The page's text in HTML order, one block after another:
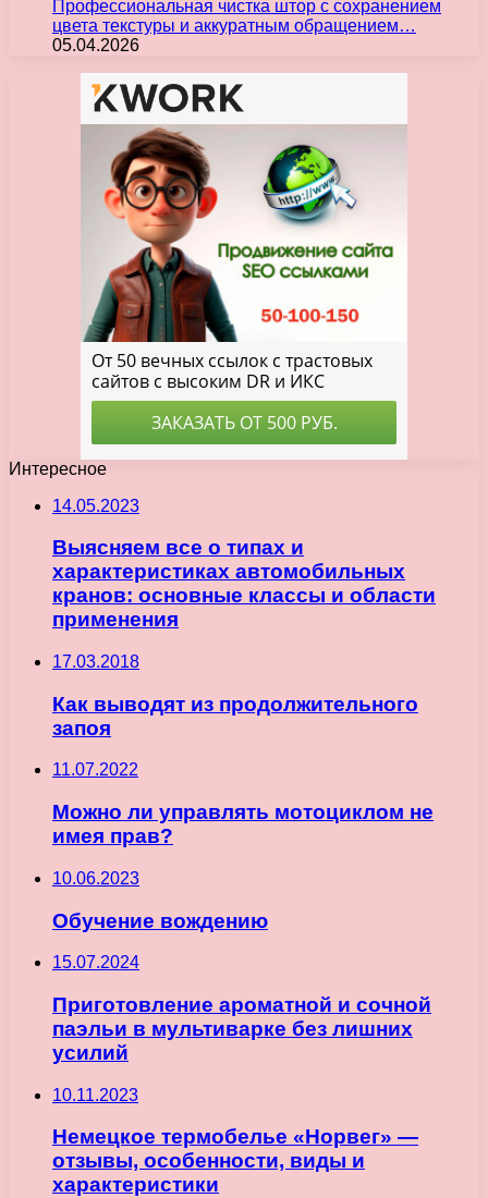
Профессиональная чистка штор с сохранением
цвета текстуры и аккуратным обращением…
05.04.2026
Интересное
14.05.2023
Выясняем все о типах и
характеристиках автомобильных
кранов: основные классы и области
применения
17.03.2018
Как выводят из продолжительного
запоя
11.07.2022
Можно ли управлять мотоциклом не
имея прав?
10.06.2023
Обучение вождению
15.07.2024
Приготовление ароматной и сочной
паэльи в мультиварке без лишних
усилий
10.11.2023
Немецкое термобелье «Норвег» —
отзывы, особенности, виды и
характеристики